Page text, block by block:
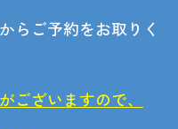
らご予約をお取りく
ざいますので、